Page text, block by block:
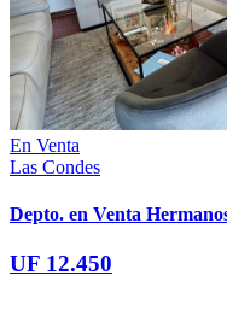
En Venta
Las Condes
Depto. en Venta
UF 12.450